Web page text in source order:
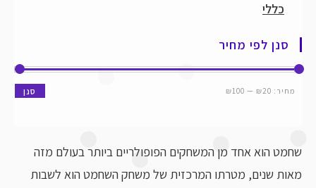
כללי
סנן לפי מחיר
סנן מחיר: ₪20
—
₪100
שחמט הוא אחד מן המשחקים הפופולריים ביותר בעולם מזה
מאות שנים, מטרתו המרכזית של משחק השחמט הוא לשבות